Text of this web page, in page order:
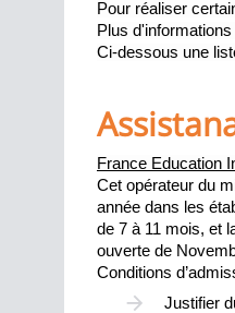
page
Pour réaliser
Plus
Ci-dessous une
France Education
Cet opérateur du
année dans les
de 7 à 11 mois, et
ouverte de
Conditions
Justifier